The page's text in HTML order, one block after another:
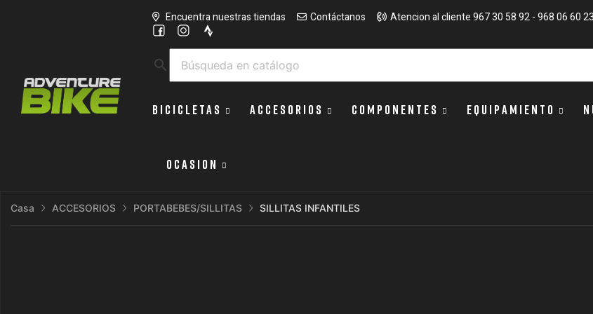
Encuentra nuestras tiendas Contáctanos Atencion al cliente 967 30 58 92 - 968 06 60 23
search
BICICLETAS ACCESORIOS COMPONENTES EQUIPAMIENTO
OCASION
Casa ACCESORIOS PORTABEBES/SILLITAS SILLITAS INFANTILES